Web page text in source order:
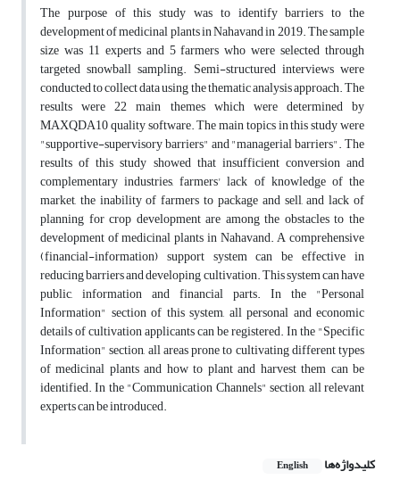
The purpose of this study was to identify barriers to the
development of medicinal plants in Nahavand in 2019. The sample
size was 11 experts and 5 farmers who were selected through
targeted snowball sampling. Semi-structured interviews were
conducted to collect data using the thematic analysis approach. The
results were 22 main themes which were determined by
MAXQDA10 quality software. The main topics in this study were
"supportive-supervisory barriers" and "managerial barriers". The
results of this study showed that insufficient conversion and
complementary industries, farmers' lack of knowledge of the
market, the inability of farmers to package and sell, and lack of
planning for crop development are among the obstacles to the
development of medicinal plants in Nahavand. A comprehensive
(financial-information) support system can be effective in
reducing barriers and developing cultivation. This system can have
public, information and financial parts. In the "Personal
Information" section of this system, all personal and economic
details of cultivation applicants can be registered. In the "Specific
Information" section, all areas prone to cultivating different types
of medicinal plants and how to plant and harvest them can be
identified. In the "Communication Channels" section, all relevant
experts can be introduced.
کلیدواژه‌ها English